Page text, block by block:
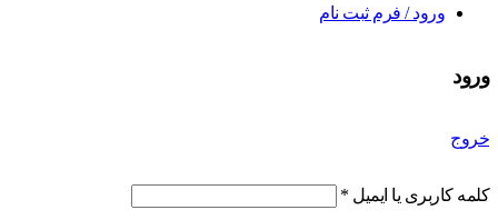
ورود / فرم ثبت نام
ورود
خروج
کلمه کاربری یا ایمیل *